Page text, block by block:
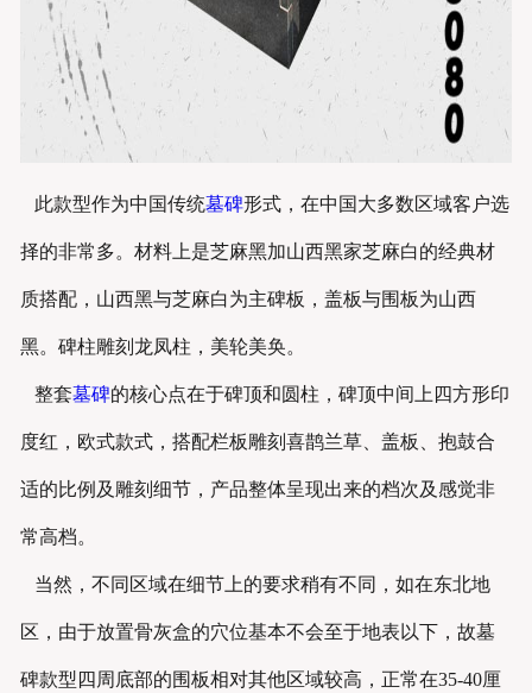
此款型作为中国传统墓碑形式，在中国大多数区域客户选
择的非常多。材料上是芝麻黑加山西黑家芝麻白的经典材
质搭配，山西黑与芝麻白为主碑板，盖板与围板为山西
黑。碑柱雕刻龙凤柱，美轮美奂。
整套墓碑的核心点在于碑顶和圆柱，碑顶中间上四方形印
度红，欧式款式，搭配栏板雕刻喜鹊兰草、盖板、抱鼓合
适的比例及雕刻细节，产品整体呈现出来的档次及感觉非
常高档。
当然，不同区域在细节上的要求稍有不同，如在东北地
区，由于放置骨灰盒的穴位基本不会至于地表以下，故墓
碑款型四周底部的围板相对其他区域较高，正常在35-40厘